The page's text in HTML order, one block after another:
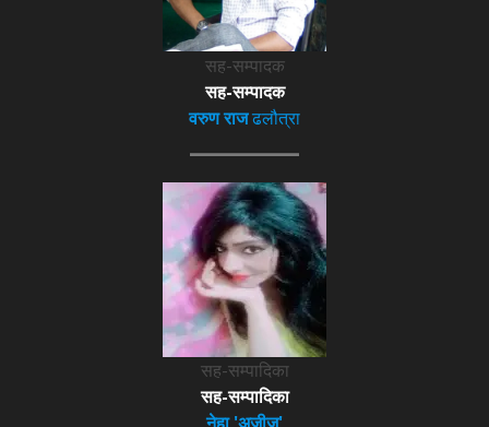
सह-सम्पादक
सह-सम्पादक
वरुण राजढलौत्रा
सह-सम्पादिका
सह-सम्पादिका